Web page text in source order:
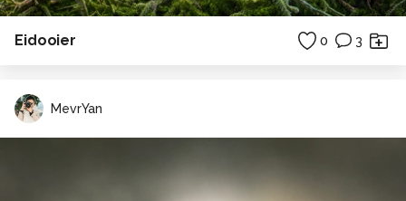
Eidooier 0 3
MevrYan